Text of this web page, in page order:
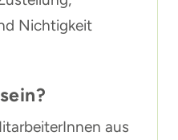
Nichtigkeit
aus